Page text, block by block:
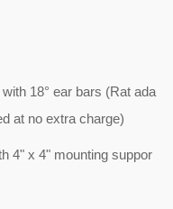
18° ear bars (Rat ada
at no extra charge)
4" x 4" mounting suppor